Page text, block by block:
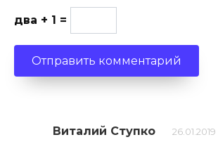
два + 1 =
Виталий Ступко 26.01.2019